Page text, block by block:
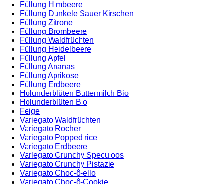
Füllung Himbeere
Füllung Dunkele Sauer Kirschen
Füllung Zitrone
Füllung Brombeere
Füllung Waldfrüchten
Füllung Heidelbeere
Füllung Apfel
Füllung Ananas
Füllung Aprikose
Füllung Erdbeere
Holunderblüten Buttermilch Bio
Holunderblüten Bio
Feige
Variegato Waldfrüchten
Variegato Rocher
Variegato Popped rice
Variegato Erdbeere
Variegato Crunchy Speculoos
Variegato Crunchy Pistazie
Variegato Choc-ô-ello
Variegato Choc-ô-Cookie